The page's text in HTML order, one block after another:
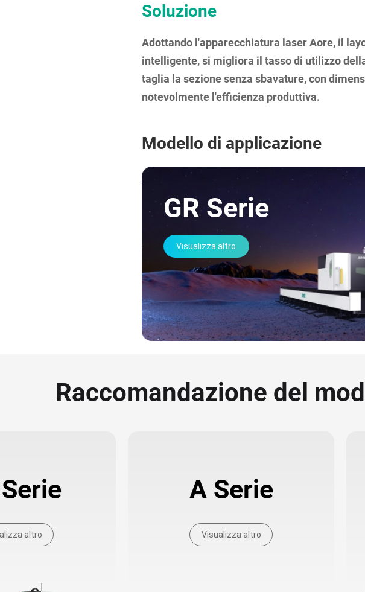
Soluzione
Adottando l'apparecchiatura laser Aore, il
intelligente, si migliora il tasso di utilizzo
taglia la sezione senza sbavature, con
notevolmente l'efficienza produttiva.
Modello di applicazione
GR Serie
Visualizza altro
Raccomandazione del
altro
A Serie
Visualizza altro